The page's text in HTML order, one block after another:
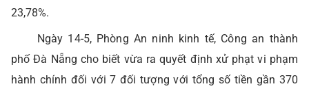
23,78%.
Ngày 14-5, Phòng An ninh kinh tế, Công an thành
phố Đà Nẵng cho biết vừa ra quyết định xử phạt vi phạm
hành chính đối với 7 đối tượng với tổng số tiền gần 370